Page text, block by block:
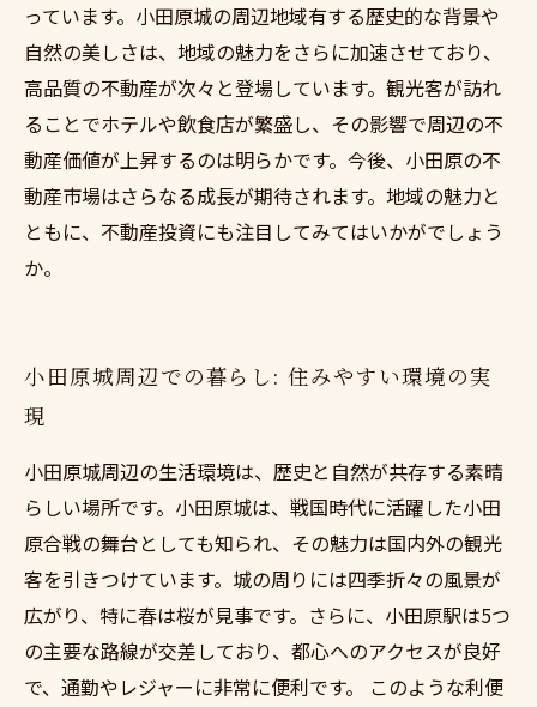
っています。小田原城の周辺地域有する歴史的な背景や
自然の美しさは、地域の魅力をさらに加速させており、
高品質の不動産が次々と登場しています。観光客が訪れ
ることでホテルや飲食店が繁盛し、その影響で周辺の不
動産価値が上昇するのは明らかです。今後、小田原の不
動産市場はさらなる成長が期待されます。地域の魅力と
ともに、不動産投資にも注目してみてはいかがでしょう
か。
小田原城周辺での暮らし: 住みやすい環境の実
現
小田原城周辺の生活環境は、歴史と自然が共存する素晴
らしい場所です。小田原城は、戦国時代に活躍した小田
原合戦の舞台としても知られ、その魅力は国内外の観光
客を引きつけています。城の周りには四季折々の風景が
広がり、特に春は桜が見事です。さらに、小田原駅は5つ
の主要な路線が交差しており、都心へのアクセスが良好
で、通勤やレジャーに非常に便利です。 このような利便